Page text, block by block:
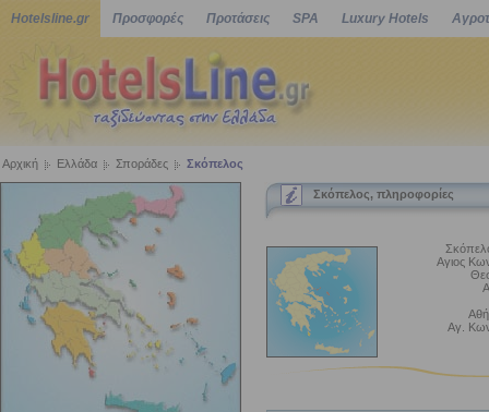
Hotelsline.gr Προσφορές Προτάσεις SPA Luxury Hotels
Αρχική Ελλάδα Σποράδες Σκόπελος
Σκόπελος, πληροφορίες
Αγιος
Αγ.